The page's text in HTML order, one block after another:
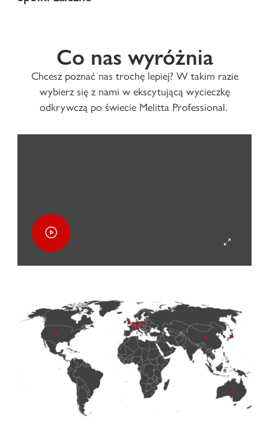
Co nas wyróżnia
Chcesz poznać nas trochę lepiej? W takim razie
wybierz się z nami w ekscytującą wycieczkę
odkrywczą po świecie Melitta Professional.